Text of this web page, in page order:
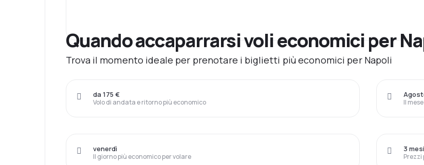
Quando accaparrarsi voli economici per
Trova il momento ideale per prenotare i biglietti più economici per Napoli
Volo di andata e ritorno più economico
da 175 €
Il
Il giorno più economico per volare
venerdì
Prezzi
3